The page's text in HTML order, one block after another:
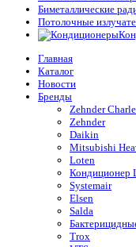
Биметаллические
Потолочные
Главная
Каталог
Новости
Бренды
Zehnder
Zehnder
Daikin
Mitsubishi
Loten
Кондиционер
Systemair
Elsen
Salda
Trox